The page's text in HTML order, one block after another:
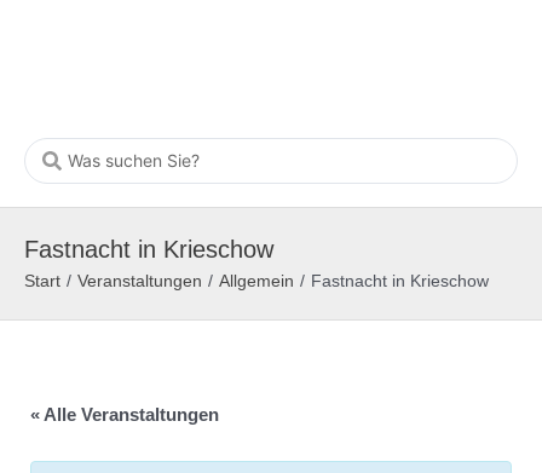
Fastnacht in Krieschow
Start / Veranstaltungen / Allgemein / Fastnacht in Krieschow
« Alle Veranstaltungen